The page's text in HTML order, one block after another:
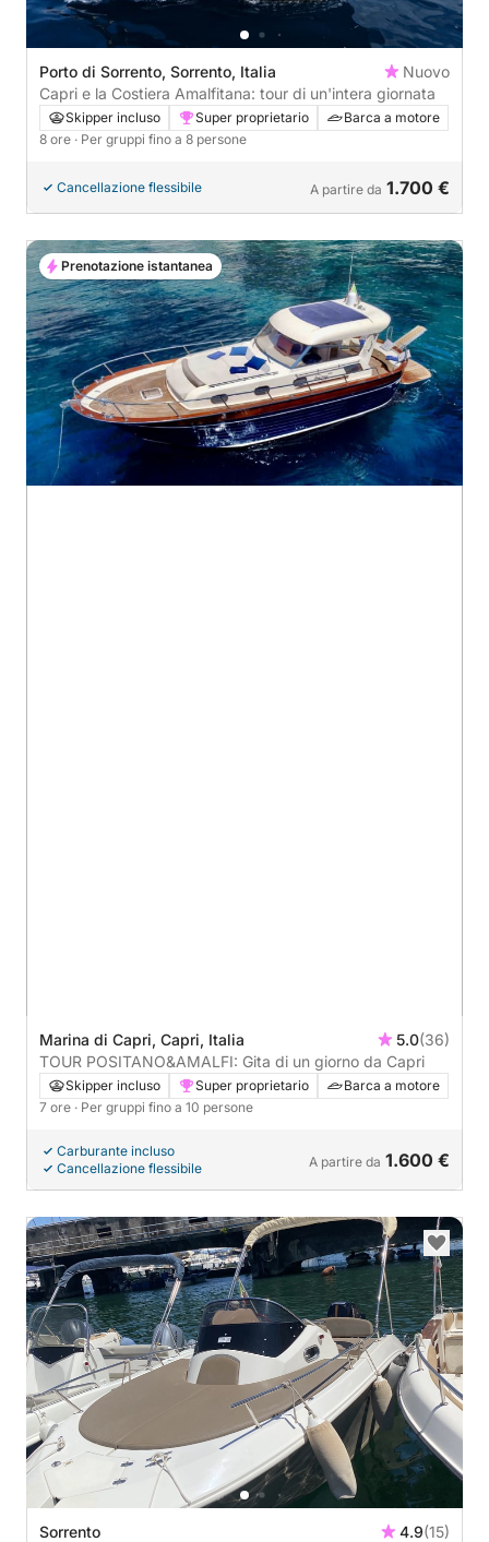
Porto di Sorrento, Sorrento, Italia
Nuovo
Capri e la Costiera Amalfitana: tour di un'intera giornata
Skipper incluso Super proprietario
Barca a motore
8 ore · Per gruppi fino a 8 persone
Cancellazione flessibile A partire da 1.700 €
Marina di Capri, Capri, Italia 5.0(36)
TOUR POSITANO&AMALFI: Gita di un giorno da Capri
Skipper incluso Super proprietario
Barca a motore
7 ore · Per gruppi fino a 10 persone
Carburante incluso
Cancellazione flessibile
A partire da 1.600 €
Prenotazione istantanea
Sorrento 4.9(15)